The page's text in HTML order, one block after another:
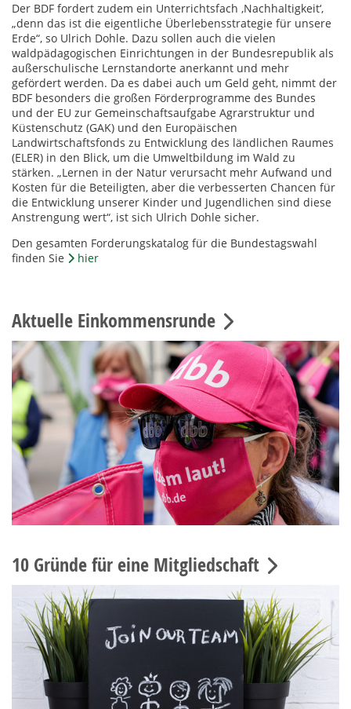
Der BDF fordert zudem ein Unterrichtsfach ‚Nachhaltigkeit‘,
„denn das ist die eigentliche Überlebensstrategie für unsere
Erde“, so Ulrich Dohle. Dazu sollen auch die vielen
waldpädagogischen Einrichtungen in der Bundesrepublik als
außerschulische Lernstandorte anerkannt und mehr
gefördert werden. Da es dabei auch um Geld geht, nimmt der
BDF besonders die großen Förderprogramme des Bundes
und der EU zur Gemeinschaftsaufgabe Agrarstruktur und
Küstenschutz (GAK) und den Europäischen
Landwirtschaftsfonds zu Entwicklung des ländlichen Raumes
(ELER) in den Blick, um die Umweltbildung im Wald zu
stärken. „Lernen in der Natur verursacht mehr Aufwand und
Kosten für die Beteiligten, aber die verbesserten Chancen für
die Entwicklung unserer Kinder und Jugendlichen sind diese
Anstrengung wert“, ist sich Ulrich Dohle sicher.
Den gesamten Forderungskatalog für die Bundestagswahl
finden Sie
hier
Aktuelle Einkommensrunde
10 Gründe für eine Mitgliedschaft